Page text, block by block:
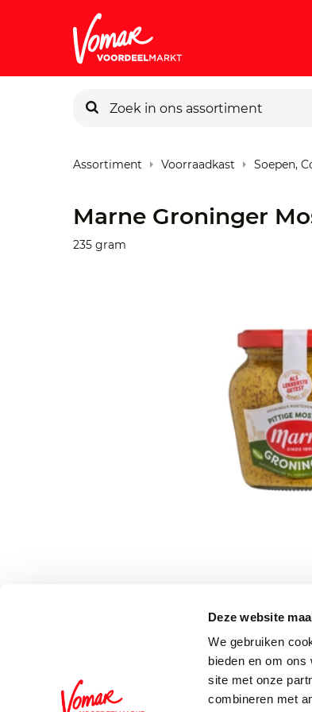
Deze website
We gebruiken
bieden en om
site met onze
combineren met
Assortiment Voorraadkast Soepen,
Marne Groninger
235 gram
Schrijf je in voor